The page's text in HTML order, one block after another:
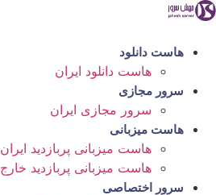
پرش
محتوا
هاست دانلود
هاست دانلود ایران
سرور مجازی
سرور مجازی ایران
هاست میزبانی
هاست میزبانی پربازدید ایران
هاست میزبانی پربازدید خارج
سرور اختصاصی